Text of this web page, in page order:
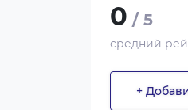
0 / 5
средний
+